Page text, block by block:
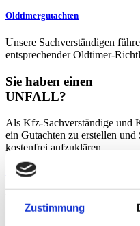
Zustimmung
Oldtimergutachten
Unsere Sachverständigen
entsprechender Oldtimer-
Sie haben einen
UNFALL?
Als Kfz-Sachverständige und
ein Gutachten zu erstellen
kostenfrei aufzuklären.
SCHADEN ONLINE